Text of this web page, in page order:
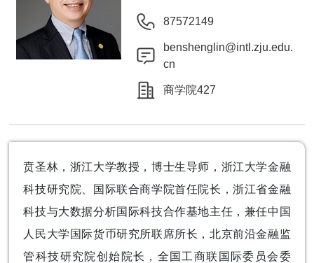
87572149
benshenglin@intl.zju.edu.
cn
商学院427
贲圣林，浙江大学教授，博士生导师，浙江大学金融
科技研究院、国际联合商学院首任院长，浙江省金融
科技与大数据分析国际科技合作基地主任，兼任中国
人民大学国际货币研究所联席所长，北京前沿金融监
管科技研究院创始院长，全国工商联国际委员会委